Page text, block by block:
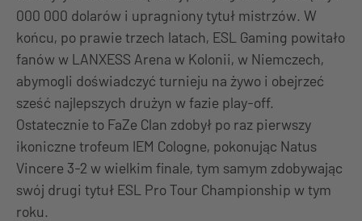
000 000 dolarów i upragniony tytuł mistrzów. W
końcu, po prawie trzech latach, ESL Gaming powitało
fanów w LANXESS Arena w Kolonii, w Niemczech,
abymogli doświadczyć turnieju na żywo i obejrzeć
sześć najlepszych drużyn w fazie play-off.
Ostatecznie to FaZe Clan zdobył po raz pierwszy
ikoniczne trofeum IEM Cologne, pokonując Natus
Vincere 3-2 w wielkim finale, tym samym zdobywając
swój drugi tytuł ESL Pro Tour Championship w tym
roku.